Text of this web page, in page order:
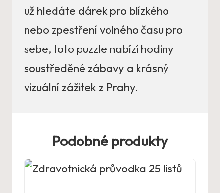
už hledáte dárek pro blízkého
nebo zpestření volného času pro
sebe, toto puzzle nabízí hodiny
soustředěné zábavy a krásný
vizuální zážitek z Prahy.
Podobné produkty